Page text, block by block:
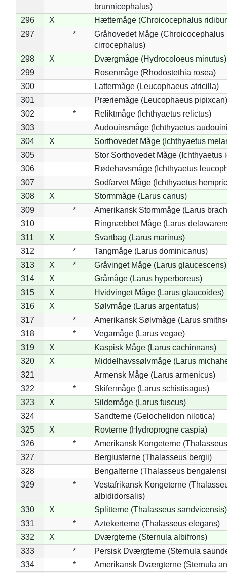
brunnicephalus)
296
X
Hættemåge (Chroicocephalus
297
*
Gråhovedet Måge (Chroicocephalus
cirrocephalus)
298
X
Dværgmåge (Hydrocoloeus minutus)
299
Rosenmåge (Rhodostethia rosea)
300
Lattermåge (Leucophaeus atricilla)
301
Præriemåge (Leucophaeus pipixcan)
302
*
Reliktmåge (Ichthyaetus relictus)
303
Audouinsmåge (Ichthyaetus
304
X
Sorthovedet Måge (Ichthyaetus
305
Stor Sorthovedet Måge (Ichthyaetus
306
Rødehavsmåge (Ichthyaetus
307
Sodfarvet Måge (Ichthyaetus
308
X
Stormmåge (Larus canus)
309
*
Amerikansk Stormmåge (Larus
310
Ringnæbbet Måge (Larus
311
X
Svartbag (Larus marinus)
312
*
Tangmåge (Larus dominicanus)
313
X *
Gråvinget Måge (Larus glaucescens)
314
X
Gråmåge (Larus hyperboreus)
315
X
Hvidvinget Måge (Larus glaucoides)
316
X
Sølvmåge (Larus argentatus)
317
*
Amerikansk Sølvmåge (Larus
318
*
Vegamåge (Larus vegae)
319
X
Kaspisk Måge (Larus cachinnans)
320
X
Middelhavssølvmåge (Larus
321
Armensk Måge (Larus armenicus)
322
*
Skifermåge (Larus schistisagus)
323
X
Sildemåge (Larus fuscus)
324
Sandterne (Gelochelidon nilotica)
325
X
Rovterne (Hydroprogne caspia)
326
*
Amerikansk Kongeterne
327
Bergiusterne (Thalasseus bergii)
328
Bengalterne (Thalasseus
329
*
Vestafrikansk Kongeterne
albididorsalis)
330
X
Splitterne (Thalasseus sandvicensis)
331
*
Aztekerterne (Thalasseus elegans)
332
X
Dværgterne (Sternula albifrons)
333
*
Persisk Dværgterne (Sternula
334
*
Amerikansk Dværgterne (Sternula